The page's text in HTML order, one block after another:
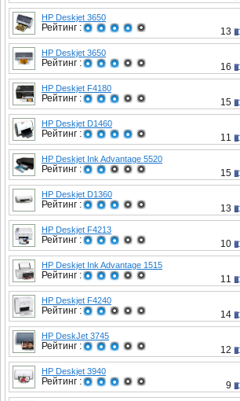
HP Deskjet 3650
Рейтинг : 13
HP Deskjet 3650
Рейтинг : 16
HP Deskjet F4180
Рейтинг : 15
HP Deskjet D1460
Рейтинг : 11
HP Deskjet Ink Advantage 5520
Рейтинг : 15
HP Deskjet D1360
Рейтинг : 13
HP Deskjet F4213
Рейтинг : 10
HP Deskjet Ink Advantage 1515
Рейтинг : 11
HP Deskjet F4240
Рейтинг : 14
HP DeskJet 3745
Рейтинг : 12
HP Deskjet 3940
Рейтинг : 9